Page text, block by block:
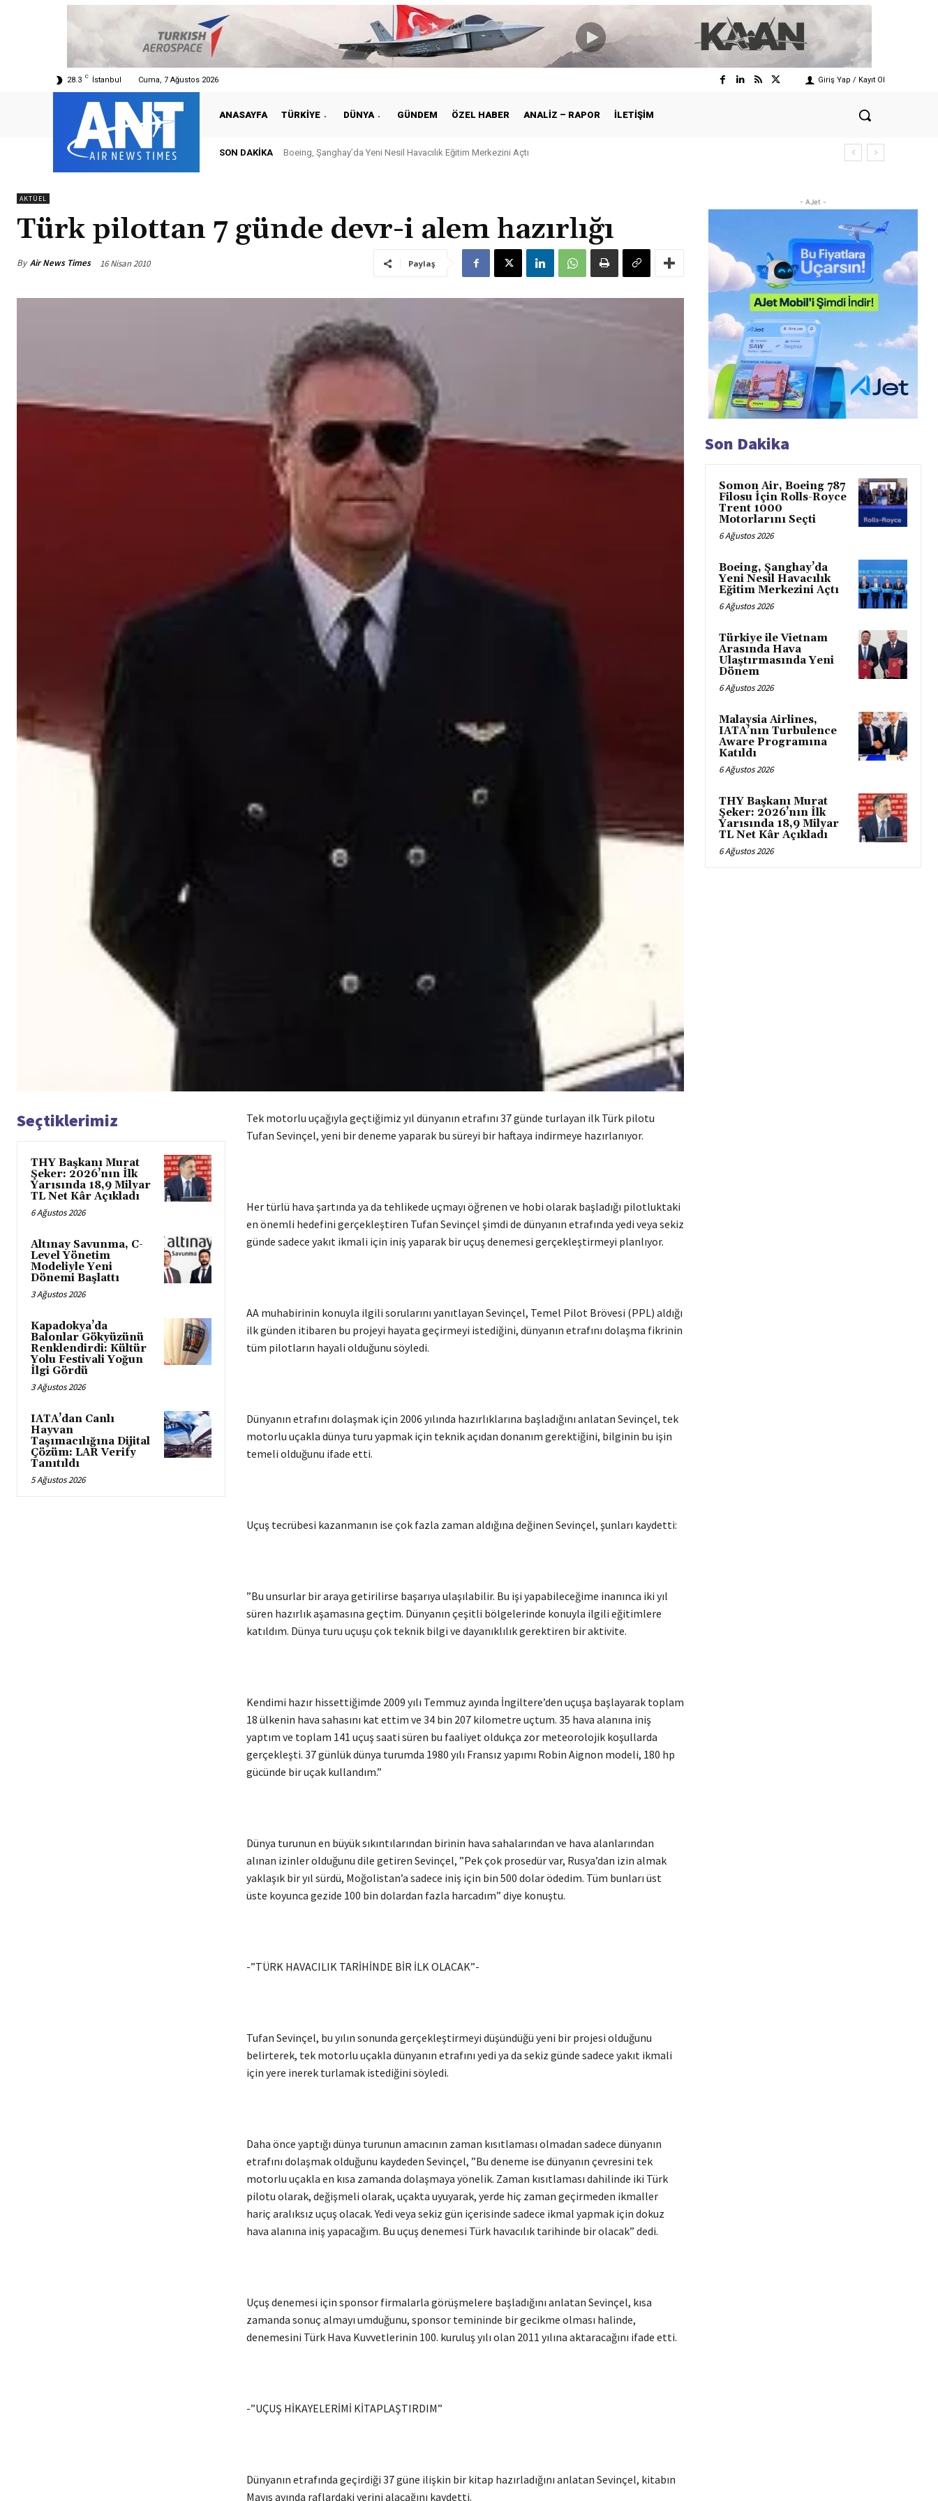
28.3 C İstanbul Cuma, 7 Ağustos 2026 Giriş Yap / Kayıt Ol
ANASAYFA TÜRKIYE DÜNYA GÜNDEM ÖZEL HABER ANALIZ – RAPOR İLETIŞIM
SON DAKIKABoeing, Şanghay’da Yeni Nesil Havacılık Eğitim Merkezini Açtı
Türkiye ile Vietnam Arasında Hava Ulaştırmasında Yeni Dönem
AKTÜEL
Türk pilottan 7 günde devr-i alem hazırlığı
By Air News Times 16 Nisan 2010 Paylaş
Seçtiklerimiz
THY Başkanı Murat
Şeker: 2026’nın İlk
Yarısında 18,9 Milyar
TL Net Kâr Açıkladı
6 Ağustos 2026
Altınay Savunma, C-
Level Yönetim
Modeliyle Yeni
Dönemi Başlattı
3 Ağustos 2026
Kapadokya’da
Balonlar Gökyüzünü
Renklendirdi: Kültür
Yolu Festivali Yoğun
İlgi Gördü
3 Ağustos 2026
IATA’dan Canlı
Hayvan
Taşımacılığına Dijital
Çözüm: LAR Verify
Tanıtıldı
5 Ağustos 2026
Tek motorlu uçağıyla geçtiğimiz yıl dünyanın etrafını 37 günde turlayan ilk Türk pilotu
Tufan Sevinçel, yeni bir deneme yaparak bu süreyi bir haftaya indirmeye hazırlanıyor.
Her türlü hava şartında ya da tehlikede uçmayı öğrenen ve hobi olarak başladığı pilotluktaki
en önemli hedefini gerçekleştiren Tufan Sevinçel şimdi de dünyanın etrafında yedi veya sekiz
günde sadece yakıt ikmali için iniş yaparak bir uçuş denemesi gerçekleştirmeyi planlıyor.
AA muhabirinin konuyla ilgili sorularını yanıtlayan Sevinçel, Temel Pilot Brövesi (PPL) aldığı
ilk günden itibaren bu projeyi hayata geçirmeyi istediğini, dünyanın etrafını dolaşma fikrinin
tüm pilotların hayali olduğunu söyledi.
Dünyanın etrafını dolaşmak için 2006 yılında hazırlıklarına başladığını anlatan Sevinçel, tek
motorlu uçakla dünya turu yapmak için teknik açıdan donanım gerektiğini, bilginin bu işin
temeli olduğunu ifade etti.
Uçuş tecrübesi kazanmanın ise çok fazla zaman aldığına değinen Sevinçel, şunları kaydetti:
”Bu unsurlar bir araya getirilirse başarıya ulaşılabilir. Bu işi yapabileceğime inanınca iki yıl
süren hazırlık aşamasına geçtim. Dünyanın çeşitli bölgelerinde konuyla ilgili eğitimlere
katıldım. Dünya turu uçuşu çok teknik bilgi ve dayanıklılık gerektiren bir aktivite.
Kendimi hazır hissettiğimde 2009 yılı Temmuz ayında İngiltere’den uçuşa başlayarak toplam
18 ülkenin hava sahasını kat ettim ve 34 bin 207 kilometre uçtum. 35 hava alanına iniş
yaptım ve toplam 141 uçuş saati süren bu faaliyet oldukça zor meteorolojik koşullarda
gerçekleşti. 37 günlük dünya turumda 1980 yılı Fransız yapımı Robin Aignon modeli, 180 hp
gücünde bir uçak kullandım.”
Dünya turunun en büyük sıkıntılarından birinin hava sahalarından ve hava alanlarından
alınan izinler olduğunu dile getiren Sevinçel, ”Pek çok prosedür var, Rusya’dan izin almak
yaklaşık bir yıl sürdü, Moğolistan’a sadece iniş için bin 500 dolar ödedim. Tüm bunları üst
üste koyunca gezide 100 bin dolardan fazla harcadım” diye konuştu.
-”TÜRK HAVACILIK TARİHİNDE BİR İLK OLACAK”-
Tufan Sevinçel, bu yılın sonunda gerçekleştirmeyi düşündüğü yeni bir projesi olduğunu
belirterek, tek motorlu uçakla dünyanın etrafını yedi ya da sekiz günde sadece yakıt ikmali
için yere inerek turlamak istediğini söyledi.
Daha önce yaptığı dünya turunun amacının zaman kısıtlaması olmadan sadece dünyanın
etrafını dolaşmak olduğunu kaydeden Sevinçel, ”Bu deneme ise dünyanın çevresini tek
motorlu uçakla en kısa zamanda dolaşmaya yönelik. Zaman kısıtlaması dahilinde iki Türk
pilotu olarak, değişmeli olarak, uçakta uyuyarak, yerde hiç zaman geçirmeden ikmaller
hariç aralıksız uçuş olacak. Yedi veya sekiz gün içerisinde sadece ikmal yapmak için dokuz
hava alanına iniş yapacağım. Bu uçuş denemesi Türk havacılık tarihinde bir olacak” dedi.
Uçuş denemesi için sponsor firmalarla görüşmelere başladığını anlatan Sevinçel, kısa
zamanda sonuç almayı umduğunu, sponsor temininde bir gecikme olması halinde,
denemesini Türk Hava Kuvvetlerinin 100. kuruluş yılı olan 2011 yılına aktaracağını ifade etti.
-”UÇUŞ HİKAYELERİMİ KİTAPLAŞTIRDIM”
Dünyanın etrafında geçirdiği 37 güne ilişkin bir kitap hazırladığını anlatan Sevinçel, kitabın
Mayıs ayında raflardaki yerini alacağını kaydetti.
- AJet -
Son Dakika
Somon Air, Boeing 787
Filosu İçin Rolls-Royce
Trent 1000
Motorlarını Seçti
6 Ağustos 2026
Boeing, Şanghay’da
Yeni Nesil Havacılık
Eğitim Merkezini Açtı
6 Ağustos 2026
Türkiye ile Vietnam
Arasında Hava
Ulaştırmasında Yeni
Dönem
6 Ağustos 2026
Malaysia Airlines,
IATA’nın Turbulence
Aware Programına
Katıldı
6 Ağustos 2026
THY Başkanı Murat
Şeker: 2026’nın İlk
Yarısında 18,9 Milyar
TL Net Kâr Açıkladı
6 Ağustos 2026